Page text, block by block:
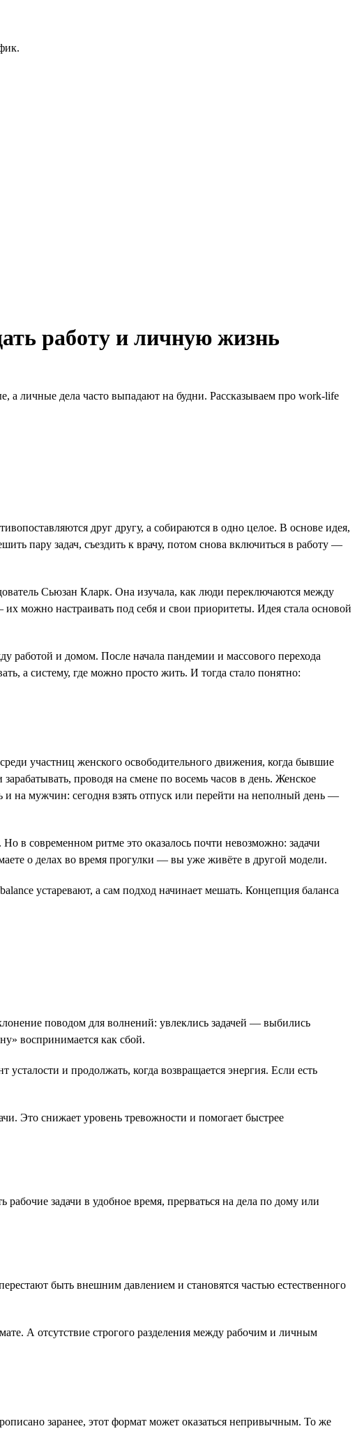
работу и личную жизнь
а личные дела часто выпадают на будни. Рассказываем про work-life
друг другу, а собираются в одно целое. В основе идея,
пару задач, съездить к врачу, потом снова включиться в работу —
Сьюзан Кларк. Она изучала, как люди переключаются между
настраивать под себя и свои приоритеты. Идея стала основой
работой и домом. После начала пандемии и массового перехода
а систему, где можно просто жить. И тогда стало понятно:
участниц женского освободительного движения, когда бывшие
проводя на смене по восемь часов в день. Женское
и на мужчин: сегодня взять отпуск или перейти на неполный день —
в современном ритме это оказалось почти невозможно: задачи
о делах во время прогулки — вы уже живёте в другой модели.
устаревают, а сам подход начинает мешать. Концепция баланса
поводом для волнений: увлеклись задачей — выбились
воспринимается как сбой.
и продолжать, когда возвращается энергия. Если есть
Это снижает уровень тревожности и помогает быстрее
задачи в удобное время, прерваться на дела по дому или
быть внешним давлением и становятся частью естественного
А отсутствие строгого разделения между рабочим и личным
заранее, этот формат может оказаться непривычным. То же